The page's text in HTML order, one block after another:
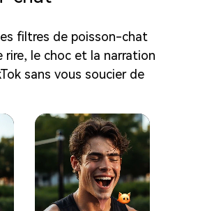
filtres de poisson-chat
le choc et la narration
sans vous soucier de